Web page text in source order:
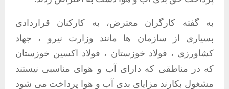
به گفته کارگران معترض، به کارکنان قراردادی
بسیاری از سازمان ها مانند وزارت نیرو ، جهاد
کشاورزی ، فولاد خوزستان ، فولاد اکسین خوزستان
که در مناطقی که دارای آب و هوای مناسبی نیستند
مشغول بکارند مزایای بدی آب و هوا پرداخت می شود